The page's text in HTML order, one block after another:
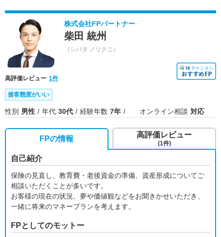
株式会社FPパートナー
柴田 統州
（シバタ ノリクニ）
高評価レビュー 1件
接客態度がいい
性別 男性 年代 30代 経験年数 7年 オンライン相談 対応
FPの情報
自己紹介
保険の見直し、教育費・老後資金の準備、資産形成についてご
相談いただくことが多いです。
お客様の現在の状況、夢や価値観などをお聞きかせいただき、
一緒に将来のマネープランを考えます。
FPとしてのモットー
高評価レビュー
(1件)